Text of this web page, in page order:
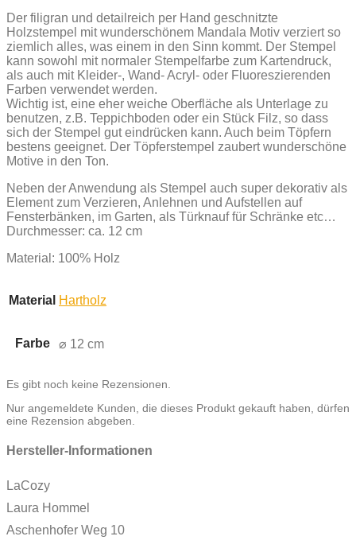
Der filigran und detailreich per Hand geschnitzte
Holzstempel mit wunderschönem Mandala Motiv verziert so
ziemlich alles, was einem in den Sinn kommt. Der Stempel
kann sowohl mit normaler Stempelfarbe zum Kartendruck,
als auch mit Kleider-, Wand- Acryl- oder Fluoreszierenden
Farben verwendet werden.
Wichtig ist, eine eher weiche Oberfläche als Unterlage zu
benutzen, z.B. Teppichboden oder ein Stück Filz, so dass
sich der Stempel gut eindrücken kann. Auch beim Töpfern
bestens geeignet. Der Töpferstempel zaubert wunderschöne
Motive in den Ton.
Neben der Anwendung als Stempel auch super dekorativ als
Element zum Verzieren, Anlehnen und Aufstellen auf
Fensterbänken, im Garten, als Türknauf für Schränke etc…
Durchmesser: ca. 12 cm
Material: 100% Holz
Material Hartholz
Farbe ⌀ 12 cm
Es gibt noch keine Rezensionen.
Nur angemeldete Kunden, die dieses Produkt gekauft haben, dürfen
eine Rezension abgeben.
Hersteller-Informationen
LaCozy
Laura Hommel
Aschenhofer Weg 10